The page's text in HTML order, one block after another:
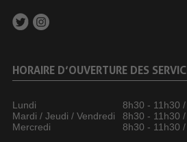
HORAIRE D’OUVERTURE DES
Lundi
8h30 - 11h30
Mardi / Jeudi / Vendredi
8h30 - 11h30
Mercredi
8h30 - 11h30